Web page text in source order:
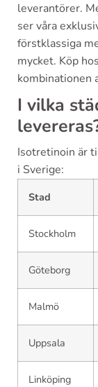
leverantörer.
ser våra
förstklassiga
mycket. Köp
kombinationen
I vilka
Isotretinoin är
i Sverige:
Stad
Stockholm
Göteborg
Malmö
Uppsala
Linköping